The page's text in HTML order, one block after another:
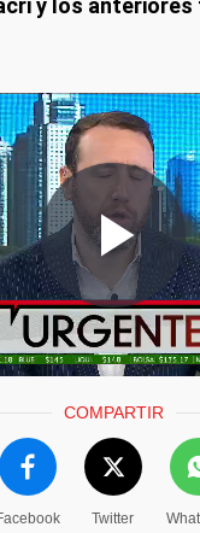
y los
COMPARTIR
Twitter